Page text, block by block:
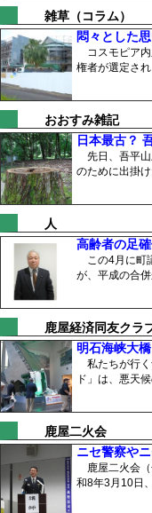
雑草（コラム）
悶々とした
コスモピア内
権者が選定さ
おおすみ雑記
日本最古？
先日、吾平
のために出掛
人
高齢者の足
この4月に町
が、平成の合
鹿屋経済同友クラ
明石海峡大
私たちが行く
ド」は、悪天
鹿屋二火会
ニセ警察や
鹿屋二火会（
和8年3月10日